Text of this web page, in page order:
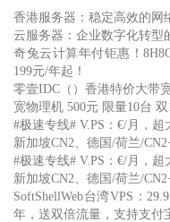
香港服务器：稳定高效的网
云服务器：企业数字化转型
奇兔云计算年付钜惠！
199元/年起！
零壹IDC（）香港特价大带
宽物理机 500元 限量10台 双
#极速专线# V.PS：€/月，
新加坡CN2、德国/荷兰/
#极速专线# V.PS：€/月，
新加坡CN2、德国/荷兰/
SoftShellWeb台湾VPS：
年，送双倍流量，支持支付